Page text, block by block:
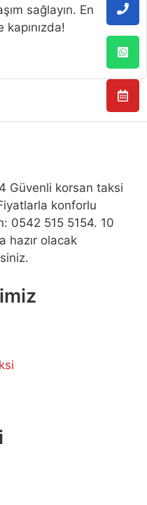
sağlayın. En
Güvenli korsan taksi
konforlu
0542 515 5154. 10
hazır olacak